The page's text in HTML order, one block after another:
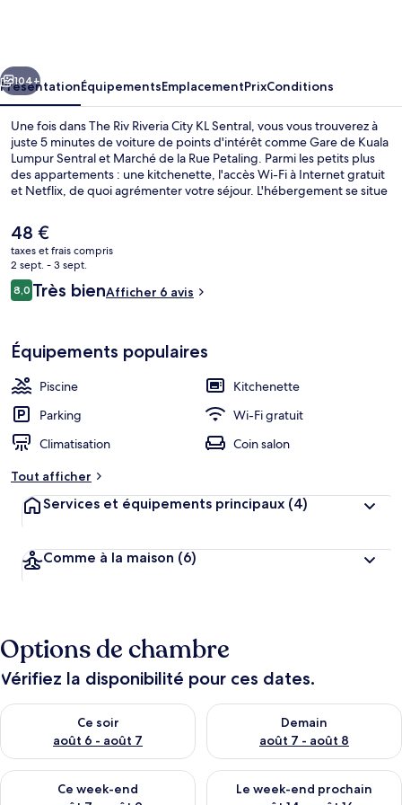
KL
Sentral
Suivant
104+
PrésentationÉquipementsEmplacementPrixConditions
Une fois dans The Riv Riveria City KL Sentral, vous vous trouverez à
juste 5 minutes de voiture de points d'intérêt comme Gare de Kuala
Lumpur Sentral et Marché de la Rue Petaling. Parmi les petits plus
des appartements : une kitchenette, l'accès Wi-Fi à Internet gratuit
et Netflix, de quoi agrémenter votre séjour. L'hébergement se situe
Sambanthan se trouve à 3 min et Arrêt KL Sentral, à 8 min.
Le
prix
actuel
est
de
48 €
taxes et frais compris
2 sept. - 3 sept.
Avis
voyageurs
8,08,0 sur 10
Très bienAfficher 6 avis
Équipements populaires
Piscine
Kitchenette
Parking
Wi-Fi gratuit
Climatisation
Coin salon
Tout afficher
Services et équipements principaux (4)
Comme à la maison (6)
Options de chambre
Vérifiez la disponibilité pour ces dates.
Ce soir
août 6 - août 7
Vérifier la disponibilité pour ce soir août 6 - août 7
Demain
août 7 - août 8
Vérifier la disponibilité pour
Ce week-end
Vérifier la disponibilité pour ce week-end août 7 - août 9
Le week-end prochain
Vérifier la disponibilité pour